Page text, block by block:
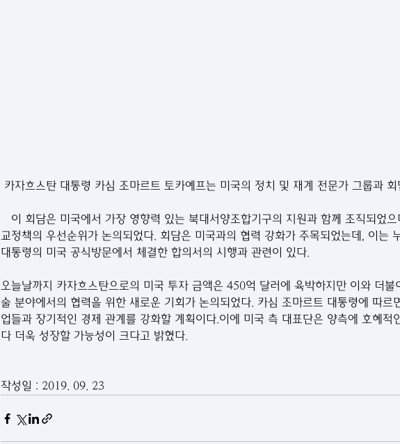
카자흐스탄 대통령 카심 조마르트 토카예프는 미국의 정치 및 재계 전문가 그룹과 회
교정책의 우선순위가 논의되었다. 회담은 미국과의 협력 강화가 주목되었는데, 이는
대통령의 미국 공식방문에서 체결한 합의서의 시행과 관련이 있다.
오늘날까지 카자흐스탄으로의 미국 투자 금액은 450억 달러에 육박하지만 이와 더불
술 분야에서의 협력을 위한 새로운 기회가 논의되었다. 카심 조마르트 대통령에 따르
업들과 장기적인 경제 관계를 강화할 계획이다.이에 미국 측 대표단은 양측에 호혜적
다 더욱 성장할 가능성이 크다고 밝혔다.
작성일 : 2019. 09. 23